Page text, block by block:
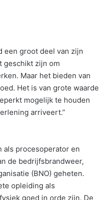
een groot deel van zijn
geschikt zijn om
Maar het bieden van
Het is van grote waarde
mogelijk te houden
arriveert.”
als procesoperator en
de bedrijfsbrandweer,
(BNO) geheten.
opleiding als
goed in orde zijn. De